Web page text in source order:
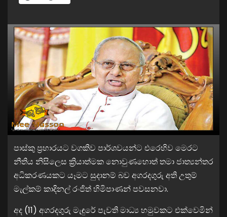
පාස්කු ප්‍රහාරයට වගකිව පාර්ශවයන්ට එරෙහිව මෙරට
නීතිය නිසිලෙස ක්‍රියාත්මක නොවුණහොත් තමා ජාත්‍යන්තර
අධිකරණයකට යෑමට සුදානම් බව අගරදගුරු අති උතුම්
මැල්කම් කාදිනල් රංජිත් හිමිපාණන් පවසනවා.
අද (11) අගරදගුරු මැඳුරේ පැවති මාධ්‍ය හමුවකට එක්වෙමින්